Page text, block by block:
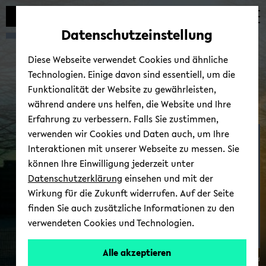
Automatische
vermeiden
skip
main
skip
main
skip
footer
Prof. Petra Wag­ner CITEC
/ Pho­ne­tics
Cen­ter for Co­gni­ti­ve In­
ter­ac­tion Tech­no­lo­gy
© Uni­ver­si­tät Bie­le­feld
Datenschutzeinstellung
Diese Webseite verwendet Cookies und ähnliche
Technologien. Einige davon sind essentiell, um die
Funktionalität der Website zu gewährleisten,
während andere uns helfen, die Website und Ihre
Erfahrung zu verbessern. Falls Sie zustimmen,
verwenden wir Cookies und Daten auch, um Ihre
Interaktionen mit unserer Webseite zu messen. Sie
können Ihre Einwilligung jederzeit unter
Datenschutzerklärung einsehen und mit der
Wirkung für die Zukunft widerrufen. Auf der Seite
finden Sie auch zusätzliche Informationen zu den
verwendeten Cookies und Technologien.
Alle akzeptieren